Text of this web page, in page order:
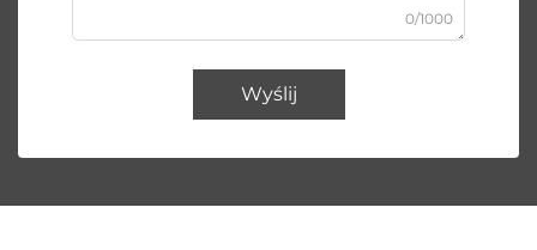
0/1000
Wyślij